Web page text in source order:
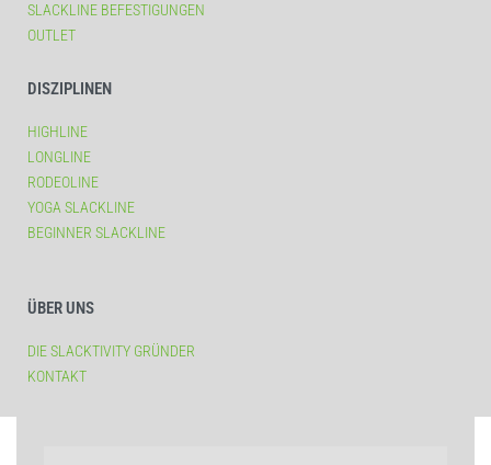
SLACKLINE BEFESTIGUNGEN
OUTLET
DISZIPLINEN
HIGHLINE
LONGLINE
RODEOLINE
YOGA SLACKLINE
BEGINNER SLACKLINE
ÜBER UNS
DIE SLACKTIVITY GRÜNDER
KONTAKT